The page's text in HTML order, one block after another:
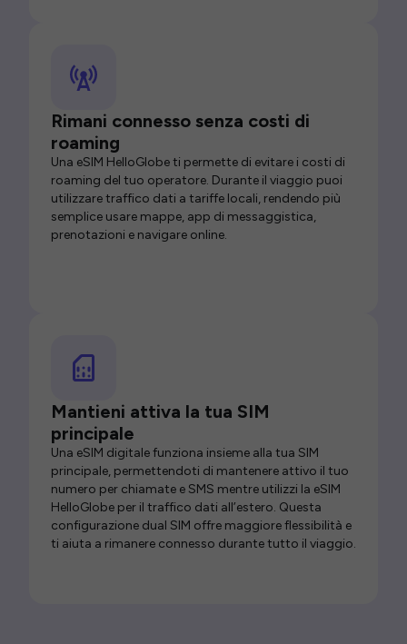
Rimani connesso senza costi di
roaming
Una eSIM HelloGlobe ti permette di evitare i costi di
roaming del tuo operatore. Durante il viaggio puoi
utilizzare traffico dati a tariffe locali, rendendo più
semplice usare mappe, app di messaggistica,
prenotazioni e navigare online.
Mantieni attiva la tua SIM
principale
Una eSIM digitale funziona insieme alla tua SIM
principale, permettendoti di mantenere attivo il tuo
numero per chiamate e SMS mentre utilizzi la eSIM
HelloGlobe per il traffico dati all’estero. Questa
configurazione dual SIM offre maggiore flessibilità e
ti aiuta a rimanere connesso durante tutto il viaggio.